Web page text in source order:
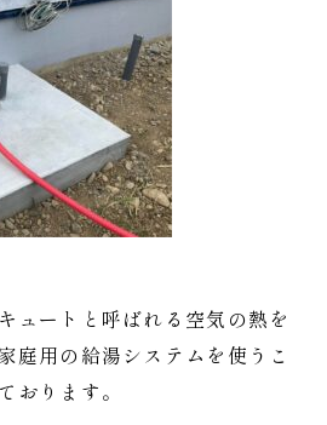
ュートと呼ばれる空気の熱を
庭用の給湯システムを使うこ
おります。